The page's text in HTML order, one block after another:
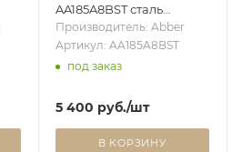
AA185A8BST сталь
брашированная
Производитель: Abber
Артикул: AA185A8BST
под заказ
5 400 руб./шт
В КОРЗИНУ